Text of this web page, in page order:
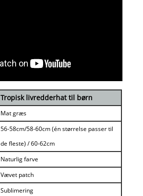
Tropisk livredderhat til børn
Mat græs
56-58cm/58-60cm (én størrelse passer til
de fleste) / 60-62cm
Naturlig farve
Vævet patch
Sublimering